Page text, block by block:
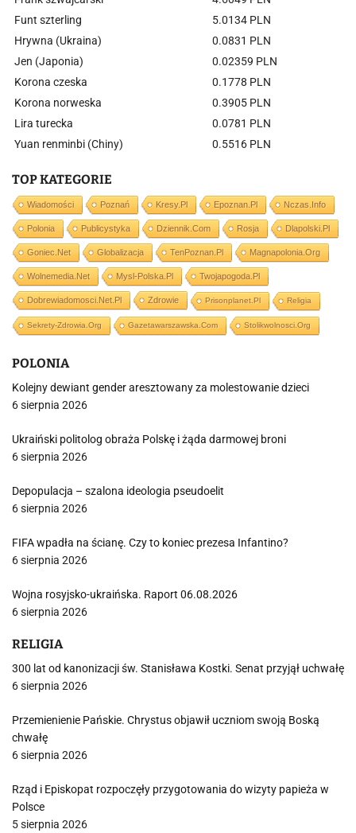
Funt szterling
5.0134 PLN
Hrywna (Ukraina)
0.0831 PLN
Jen (Japonia)
0.02359 PLN
Korona czeska
0.1778 PLN
Korona norweska
0.3905 PLN
Lira turecka
0.0781 PLN
Yuan renminbi (Chiny)
0.5516 PLN
TOP KATEGORIE
Wiadomości Poznań Kresy.pl Epoznan.pl Nczas.info
Polonia Publicystyka Dziennik.com Rosja Dlapolski.pl
Goniec.net Globalizacja TenPoznan.pl Magnapolonia.org
Wolnemedia.net Mysl-Polska.pl Twojapogoda.pl
Dobrewiadomosci.net.pl Zdrowie Prisonplanet.pl Religia
Sekrety-Zdrowia.org Gazetawarszawska.com Stolikwolnosci.org
POLONIA
Kolejny dewiant gender aresztowany za molestowanie dzieci
6 sierpnia 2026
Ukraiński politolog obraża Polskę i żąda darmowej broni
6 sierpnia 2026
Depopulacja – szalona ideologia pseudoelit
6 sierpnia 2026
FIFA wpadła na ścianę. Czy to koniec prezesa Infantino?
6 sierpnia 2026
Wojna rosyjsko-ukraińska. Raport 06.08.2026
6 sierpnia 2026
RELIGIA
300 lat od kanonizacji św. Stanisława Kostki. Senat przyjął uchwałę
6 sierpnia 2026
Przemienienie Pańskie. Chrystus objawił uczniom swoją Boską
chwałę
6 sierpnia 2026
Rząd i Episkopat rozpoczęły przygotowania do wizyty papieża w
Polsce
5 sierpnia 2026